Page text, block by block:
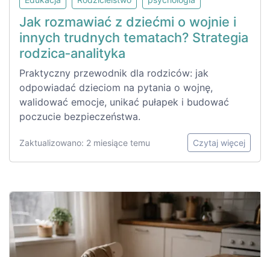
Jak rozmawiać z dziećmi o wojnie i
innych trudnych tematach? Strategia
rodzica‑analityka
Praktyczny przewodnik dla rodziców: jak
odpowiadać dzieciom na pytania o wojnę,
walidować emocje, unikać pułapek i budować
poczucie bezpieczeństwa.
Zaktualizowano: 2 miesiące temu Czytaj więcej